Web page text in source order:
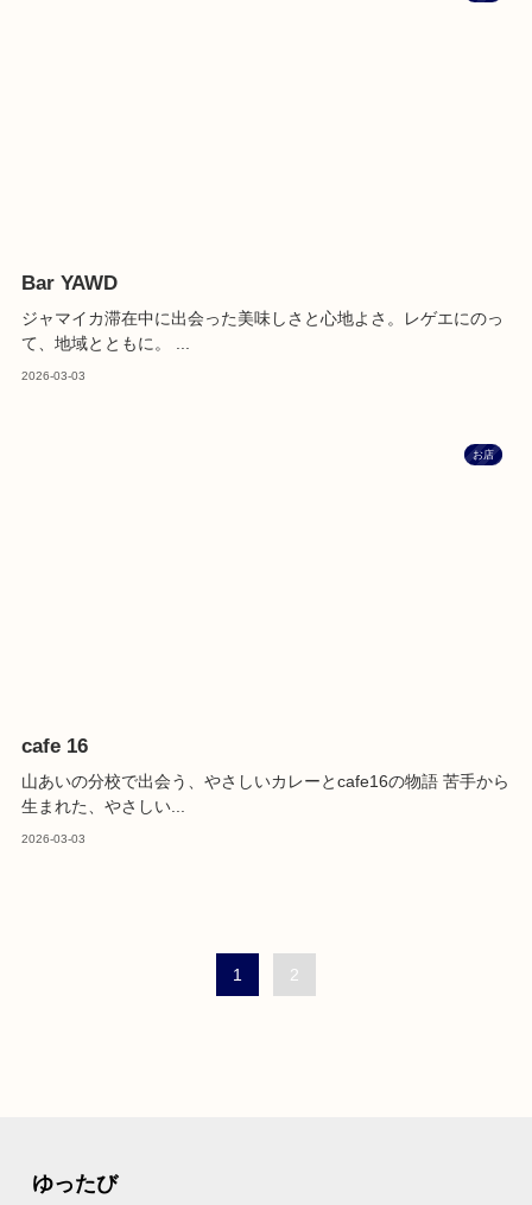
Bar YAWD
ジャマイカ滞在中に出会った美味しさと心地よさ。レゲエにのっ
て、地域とともに。 ...
2026-03-03
お店
cafe 16
山あいの分校で出会う、やさしいカレーとcafe16の物語 苦手から
生まれた、やさしい...
2026-03-03
1 2
ゆったび